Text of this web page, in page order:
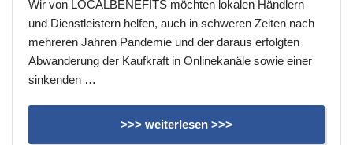
Wir von LOCALBENEFITS möchten lokalen Händlern
und Dienstleistern helfen, auch in schweren Zeiten nach
mehreren Jahren Pandemie und der daraus erfolgten
Abwanderung der Kaufkraft in Onlinekanäle sowie einer
sinkenden …
>>> weiterlesen >>>